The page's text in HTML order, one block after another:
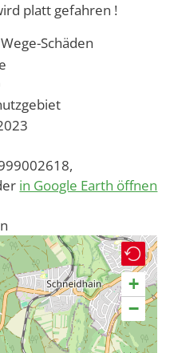
platt gefahren !
Wege-Schäden
in Google Earth öffnen
+
−